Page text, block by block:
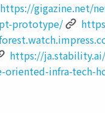
https://gigazine.net/
prototype/
https://
oriented-infra-tech-